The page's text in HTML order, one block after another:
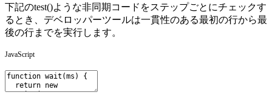
下記のtest()ような非同期コードをステップごとにチェックす
るとき、デベロッパーツールは一貫性のある最初の行から最
後の行までを実行します。
JavaScript